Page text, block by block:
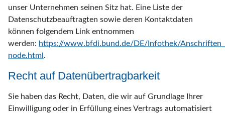
unser Unternehmen seinen Sitz hat. Eine Liste der
Datenschutzbeauftragten sowie deren Kontaktdaten
können folgendem Link entnommen
werden: https://www.bfdi.bund.de/DE/Infothek/
node.html .
Recht auf Datenübertragbarkeit
Sie haben das Recht, Daten, die wir auf Grundlage Ihrer
Einwilligung oder in Erfüllung eines Vertrags automatisiert